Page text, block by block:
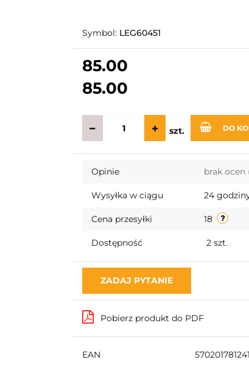
Symbol: LEG60451
85.00
85.00
szt. DO
Opinie brak ocen
Wysyłka w ciągu 24
Cena przesyłki 18
Dostępność 2 szt.
ZADAJ PYTANIE
Pobierz produkt do PDF
EAN